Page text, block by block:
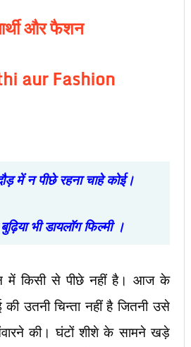
और फैशन
aur Fashion
मेंन पीछे रहना चाहे कोई।
बुढ़िया भी डायलॉग फिल्मी ।
में किसी से पीछे नहीं है। आज के
की उतनी चिन्ता नहीं है जितनी उसे
की। घंटों शीशे के सामने खड़े